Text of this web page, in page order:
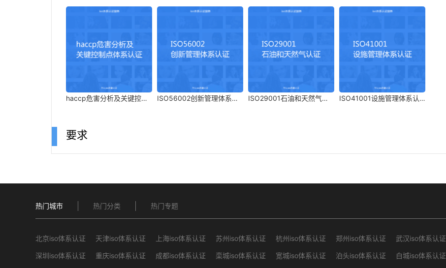
认证
体系认证
系认证
认证
haccp危害分析及关键控制
ISO56002创新管理体系认
ISO29001石油和天然气认
ISO41001设施管理体系认
要求
热门城市 热门分类 热门专题
北京iso体系认证 天津iso体系认证 上海iso体系认证 苏州iso体系认证 杭州iso体系认证 郑州iso体系认证 武汉iso体系认证
深圳iso体系认证 重庆iso体系认证 成都iso体系认证 栾城iso体系认证 宽城iso体系认证 泊头iso体系认证 白城iso体系认证